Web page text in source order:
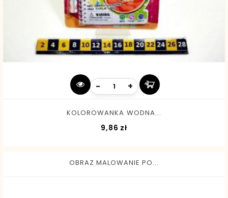
- +
KOLOROWANKA WODNA...
9,86 zł
OBRAZ MALOWANIE PO...